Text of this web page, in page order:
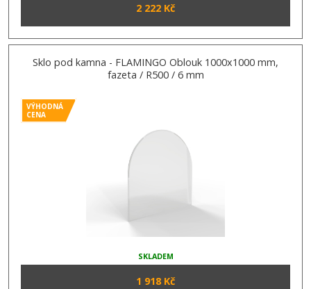
2 222 Kč
Sklo pod kamna - FLAMINGO Oblouk 1000x1000 mm,
fazeta / R500 / 6 mm
VÝHODNÁ
CENA
SKLADEM
1 918 Kč